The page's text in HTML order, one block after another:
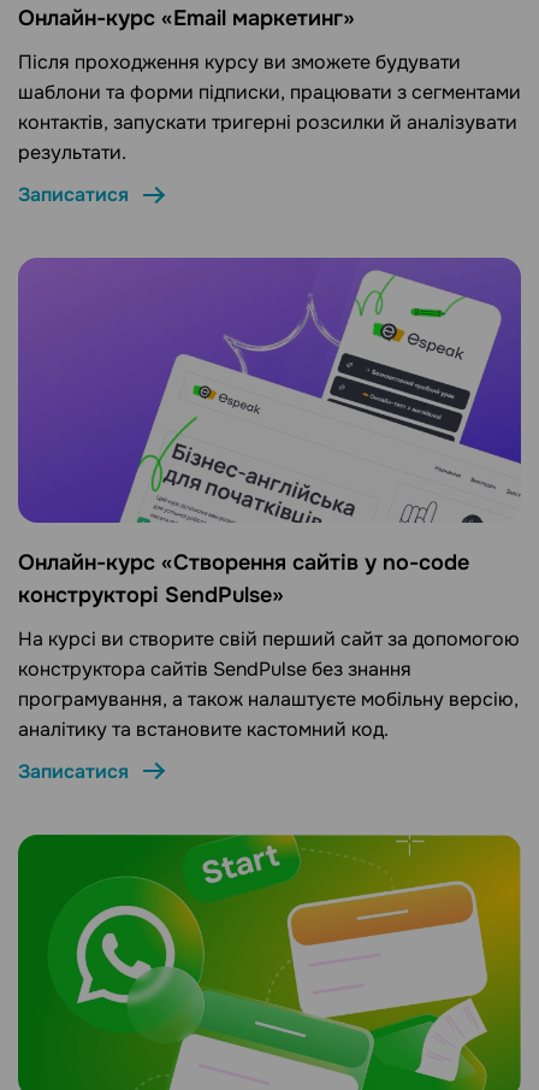
Онлайн-курс «Email маркетинг»
Після проходження курсу ви зможете будувати
шаблони та форми підписки, працювати з сегментами
контактів, запускати тригерні розсилки й аналізувати
результати.
Записатися
Онлайн-курс «Створення сайтів у no-code
конструкторі SendPulse»
На курсі ви створите свій перший сайт за допомогою
конструктора сайтів SendPulse без знання
програмування, а також налаштуєте мобільну версію,
аналітику та встановите кастомний код.
Записатися